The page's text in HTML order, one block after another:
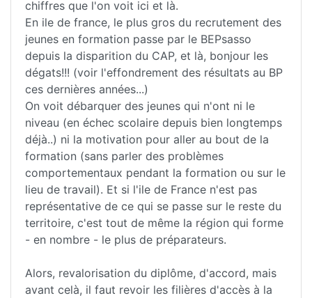
chiffres que l'on voit ici et là.
En ile de france, le plus gros du recrutement des
jeunes en formation passe par le BEPsasso
depuis la disparition du CAP, et là, bonjour les
dégats!!! (voir l'effondrement des résultats au BP
ces dernières années...)
On voit débarquer des jeunes qui n'ont ni le
niveau (en échec scolaire depuis bien longtemps
déjà..) ni la motivation pour aller au bout de la
formation (sans parler des problèmes
comportementaux pendant la formation ou sur le
lieu de travail). Et si l'ile de France n'est pas
représentative de ce qui se passe sur le reste du
territoire, c'est tout de même la région qui forme
- en nombre - le plus de préparateurs.
Alors, revalorisation du diplôme, d'accord, mais
avant celà, il faut revoir les filières d'accès à la